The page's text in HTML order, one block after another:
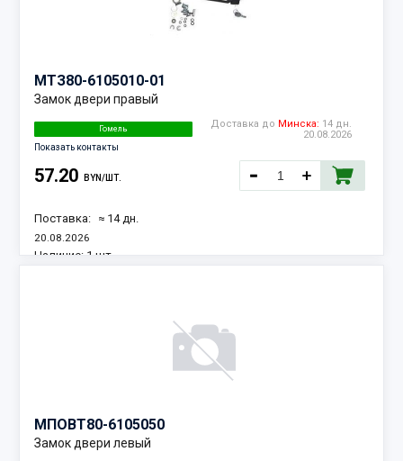
МТЗ80-6105010-01
Замок двери правый
Гомель
Показать контакты
Доставка до Минска: 14 дн.
20.08.2026
57.20 BYN/ШТ.
Поставка: ≈ 14 дн.
20.08.2026
Наличие: 1 шт.
МПОВТ80-6105050
Замок двери левый